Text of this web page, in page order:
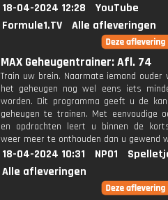
18-04-2024 12:28
YouTube
Formule1.TV
Alle afleveringen
MAX Geheugentrainer: Afl. 74
Train uw brein. Naarmate iemand ouder
het geheugen nog wel eens iets
worden. Dit programma geeft u de
geheugen te trainen. Met eenvoudige
en opdrachten leert u binnen de
weer meer te onthouden dan u gewend
18-04-2024 10:31 NPO1
Alle afleveringen